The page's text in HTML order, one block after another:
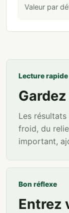
Valeur par
Lecture rapide
Les
froid, du
important,
Bon réflexe
Entrez